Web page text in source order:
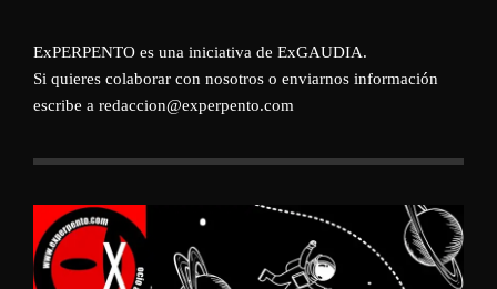
ExPERPENTO es una iniciativa de ExGAUDIA.
Si quieres colaborar con nosotros o enviarnos información
escribe a redaccion@experpento.com